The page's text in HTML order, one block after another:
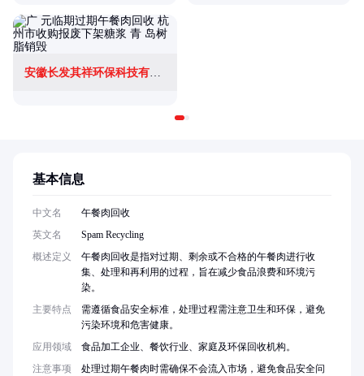
安徽长发其祥环保科技有限公司
基本信息
中文名
午餐肉回收
英文名
Spam Recycling
概述定义
午餐肉回收是指对过期、剩余或不合格的午餐肉进行收
集、处理和再利用的过程，旨在减少食品浪费和环境污
染。
主要特点
需遵循食品安全标准，处理过程需注意卫生和环保，避免
污染环境和危害健康。
应用领域
食品加工企业、餐饮行业、家庭及环保回收机构。
注意事项
处理过期午餐肉时需确保不会流入市场，避免食品安全问